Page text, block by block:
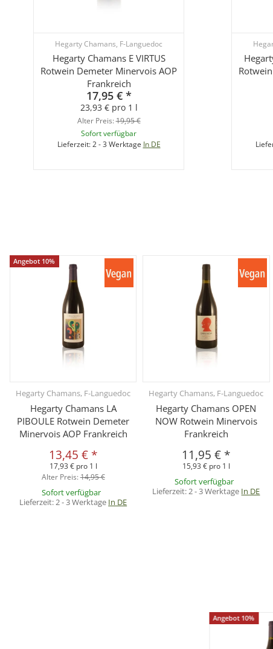
Hegarty Chamans, F-Languedoc
Hegarty Chamans E VIRTUS
Rotwein Demeter Minervois AOP
Frankreich
17,95 € *
23,93 € pro 1 l
Alter Preis: 19,95 €
Sofort verfügbar
Lieferzeit:2 - 3 Werktage In DE
Angebot 10%
Hegarty Chamans, F-Languedoc
Hegarty Chamans LA
PIBOULE Rotwein Demeter
Minervois AOP Frankreich
13,45 € *
17,93 € pro 1 l
Alter Preis: 14,95 €
Sofort verfügbar
Lieferzeit:2 - 3 Werktage In DE
Hegarty Chamans, F-Languedoc
Hegarty Chamans OPEN
NOW Rotwein Minervois
Frankreich
11,95 € *
15,93 € pro 1 l
Sofort verfügbar
Lieferzeit:2 - 3 Werktage In DE
Angebot 10%